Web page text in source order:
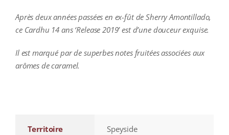
Après deux années passées en ex-fût de Sherry Amontillado,
ce Cardhu 14 ans ‘Release 2019’ est d’une douceur exquise.
Il est marqué par de superbes notes fruitées associées aux
arômes de caramel.
Territoire Speyside